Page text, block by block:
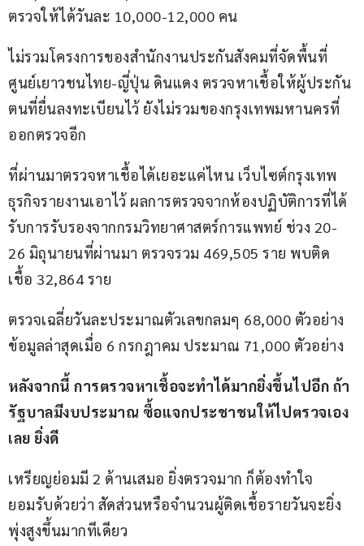
ตรวจให้ได้วันละ 10,000-12,000 คน
ไม่รวมโครงการของสำนักงานประกันสังคมที่จัดพื้นที่
ศูนย์เยาวชนไทย-ญี่ปุ่น ดินแดง ตรวจหาเชื้อให้ผู้ประกัน
ตนที่ยื่นลงทะเบียนไว้ ยังไม่รวมของกรุงเทพมหานครที่
ออกตรวจอีก
ที่ผ่านมาตรวจหาเชื้อได้เยอะแค่ไหน เว็บไซต์กรุงเทพ
ธุรกิจรายงานเอาไว้ ผลการตรวจจากห้องปฏิบัติการที่ได้
รับการรับรองจากกรมวิทยาศาสตร์การแพทย์ ช่วง 20-
26 มิถุนายนที่ผ่านมา ตรวจรวม 469,505 ราย พบติด
เชื้อ 32,864 ราย
ตรวจเฉลี่ยวันละประมาณตัวเลขกลมๆ 68,000 ตัวอย่าง
ข้อมูลล่าสุดเมื่อ 6 กรกฎาคม ประมาณ 71,000 ตัวอย่าง
หลังจากนี้ การตรวจหาเชื้อจะทำได้มากยิ่งขึ้นไปอีก ถ้า
รัฐบาลมีงบประมาณ ซื้อแจกประชาชนให้ไปตรวจเอง
เลย ยิ่งดี
เหรียญย่อมมี 2 ด้านเสมอ ยิ่งตรวจมาก ก็ต้องทำใจ
ยอมรับด้วยว่า สัดส่วนหรือจำนวนผู้ติดเชื้อรายวันจะยิ่ง
พุ่งสูงขึ้นมากทีเดียว